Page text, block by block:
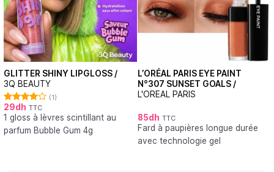
GLITTER SHINY LIPGLOSS /
3Q BEAUTY
Note
4.00sur
(1)
29dh TTC
1 gloss à lèvres scintillant au
parfum Bubble Gum 4g
L’ORÉAL PARIS EYE PAINT
N°307 SUNSET GOALS /
L'OREAL PARIS
85dh TTC
Fard à paupières longue durée
avec technologie gel